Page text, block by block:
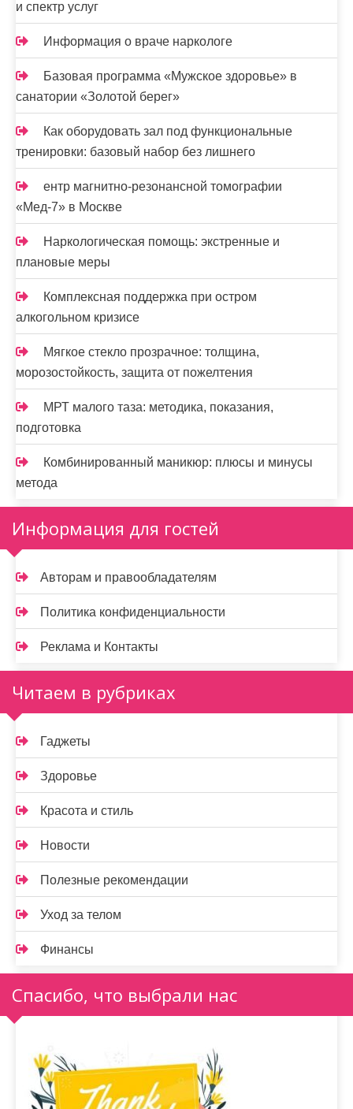
м
и спектр услуг
Информация о враче наркологе
Базовая программа «Мужское здоровье» в
санатории «Золотой берег»
Как оборудовать зал под функциональные
тренировки: базовый набор без лишнего
ентр магнитно-резонансной томографии
«Мед-7» в Москве
Наркологическая помощь: экстренные и
плановые меры
Комплексная поддержка при остром
алкогольном кризисе
Мягкое стекло прозрачное: толщина,
морозостойкость, защита от пожелтения
МРТ малого таза: методика, показания,
подготовка
Комбинированный маникюр: плюсы и минусы
метода
Информация для гостей
Авторам и правообладателям
Политика конфиденциальности
Реклама и Контакты
Читаем в рубриках
Гаджеты
Здоровье
Красота и стиль
Новости
Полезные рекомендации
Уход за телом
Финансы
Спасибо, что выбрали нас